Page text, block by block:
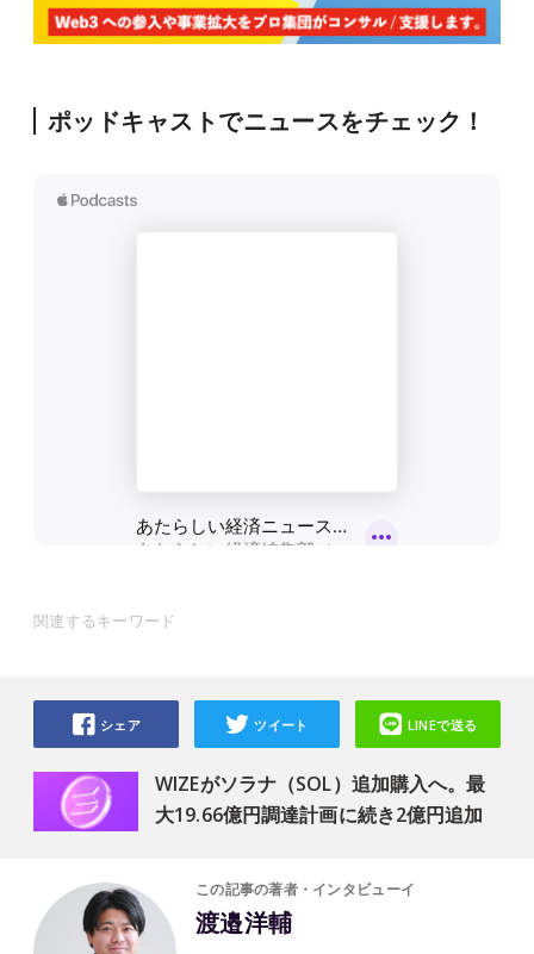
ポッドキャストでニュースをチェック！
関連するキーワード
WIZEがソラナ（SOL）追加購入へ。最
大19.66億円調達計画に続き2億円追加
シェア ツイート LINEで送る
この記事の著者・インタビューイ
渡邉洋輔